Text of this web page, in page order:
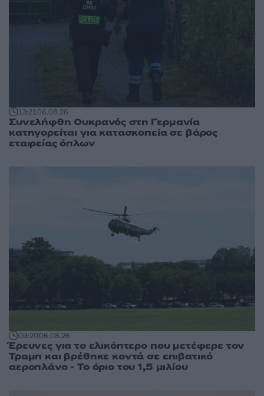
13:2106.08.26
Συνελήφθη Ουκρανός στη Γερμανία
κατηγορείται για κατασκοπεία σε βάρος
εταιρείας όπλων
09:2006.08.26
Έρευνες για το ελικόπτερο που μετέφερε τον
Τραμπ και βρέθηκε κοντά σε επιβατικό
αεροπλάνο - Το όριο του 1,5 μιλίου